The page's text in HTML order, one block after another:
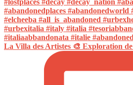
La Villa des Artistes 🎨 Exploration